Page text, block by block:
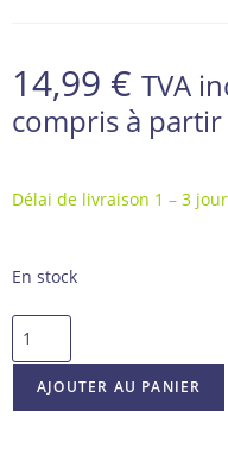
14,99 € TVA
compris à
Délai de livraison 1 – 3
En stock
AJOUTER AU PANIER